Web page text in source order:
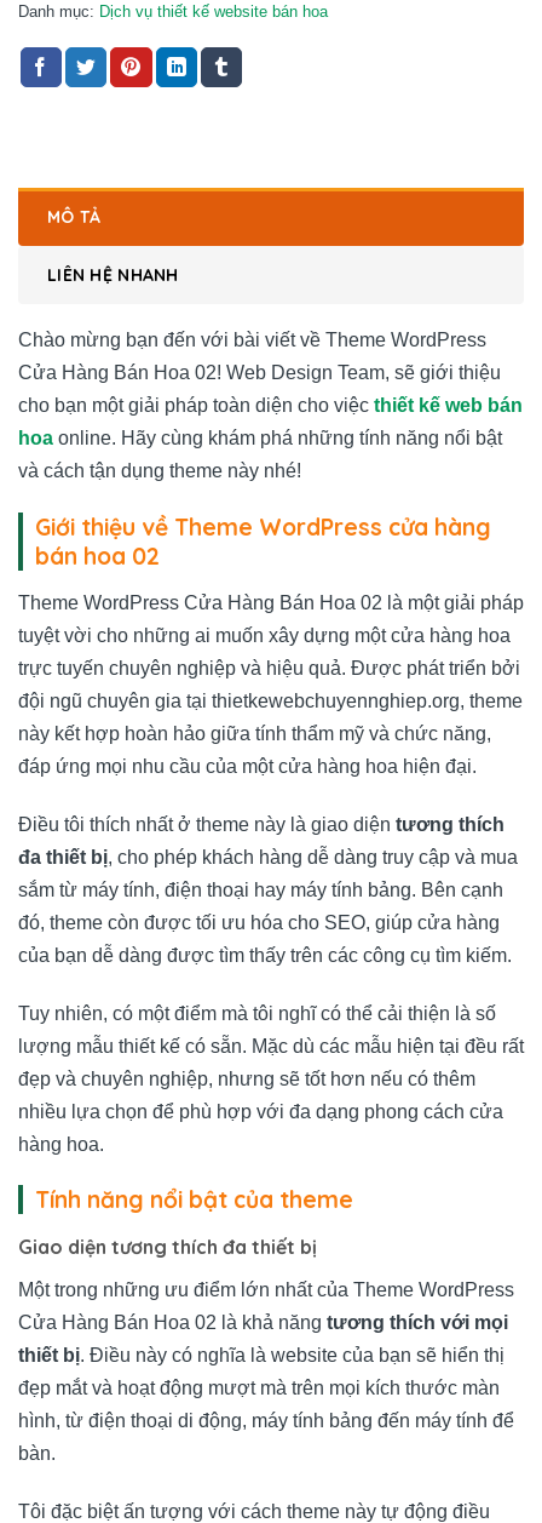
Danh mục: Dịch vụ thiết kế website bán hoa
MÔ TẢ
LIÊN HỆ NHANH
Chào mừng bạn đến với bài viết về Theme WordPress
Cửa Hàng Bán Hoa 02! Web Design Team, sẽ giới thiệu
cho bạn một giải pháp toàn diện cho việc thiết kế web bán
hoa online. Hãy cùng khám phá những tính năng nổi bật
và cách tận dụng theme này nhé!
Giới thiệu về Theme WordPress cửa hàng
bán hoa 02
Theme WordPress Cửa Hàng Bán Hoa 02 là một giải pháp
tuyệt vời cho những ai muốn xây dựng một cửa hàng hoa
trực tuyến chuyên nghiệp và hiệu quả. Được phát triển bởi
đội ngũ chuyên gia tại thietkewebchuyennghiep.org, theme
này kết hợp hoàn hảo giữa tính thẩm mỹ và chức năng,
đáp ứng mọi nhu cầu của một cửa hàng hoa hiện đại.
Điều tôi thích nhất ở theme này là giao diện tương thích
đa thiết bị, cho phép khách hàng dễ dàng truy cập và mua
sắm từ máy tính, điện thoại hay máy tính bảng. Bên cạnh
đó, theme còn được tối ưu hóa cho SEO, giúp cửa hàng
của bạn dễ dàng được tìm thấy trên các công cụ tìm kiếm.
Tuy nhiên, có một điểm mà tôi nghĩ có thể cải thiện là số
lượng mẫu thiết kế có sẵn. Mặc dù các mẫu hiện tại đều rất
đẹp và chuyên nghiệp, nhưng sẽ tốt hơn nếu có thêm
nhiều lựa chọn để phù hợp với đa dạng phong cách cửa
hàng hoa.
Tính năng nổi bật của theme
Giao diện tương thích đa thiết bị
Một trong những ưu điểm lớn nhất của Theme WordPress
Cửa Hàng Bán Hoa 02 là khả năng tương thích với mọi
thiết bị. Điều này có nghĩa là website của bạn sẽ hiển thị
đẹp mắt và hoạt động mượt mà trên mọi kích thước màn
hình, từ điện thoại di động, máy tính bảng đến máy tính để
bàn.
Tôi đặc biệt ấn tượng với cách theme này tự động điều